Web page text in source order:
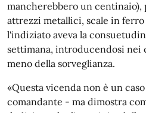
mancherebbero un
attrezzi metallici, scale in
l'indiziato aveva la
settimana, introducendosi nei
meno della sorveglianza.
«Questa vicenda non è un
comandante - ma dimostra